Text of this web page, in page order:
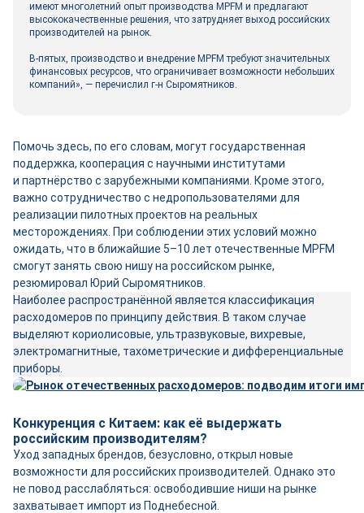
имеют многолетний опыт производства MPFM и предлагают
высококачественные решения, что затрудняет выход российских
производителей на рынок.
В-пятых, производство и внедрение MPFM требуют значительных
финансовых ресурсов, что ограничивает возможности небольших
компаний», ― перечислил г-н Сыромятников.
Помочь здесь, по его словам, могут государственная
поддержка, кооперация с научными институтами
и партнёрство с зарубежными компаниями. Кроме этого,
важно сотрудничество с недропользователями для
реализации пилотных проектов на реальных
месторождениях. При соблюдении этих условий можно
ожидать, что в ближайшие 5–10 лет отечественные MPFM
смогут занять свою нишу на российском рынке,
резюмировал Юрий Сыромятников.
Наиболее распространённой является классификация
расходомеров по принципу действия. В таком случае
выделяют кориолисовые, ультразвуковые, вихревые,
электромагнитные, тахометрические и дифференциальные
приборы.
Конкуренция с Китаем: как её выдержать
российским производителям?
Уход западных брендов, безусловно, открыл новые
возможности для российских производителей. Однако это
не повод расслабляться: освободившие ниши на рынке
захватывает импорт из Поднебесной.